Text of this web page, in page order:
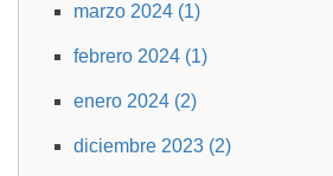
marzo 2024 (1)
febrero 2024 (1)
enero 2024 (2)
diciembre 2023 (2)